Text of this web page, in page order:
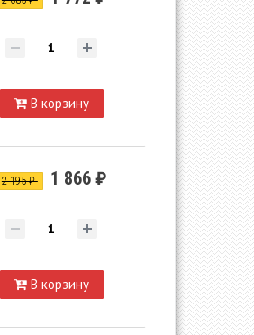
В корзину
2 195 ₽ 1 866 ₽
В корзину